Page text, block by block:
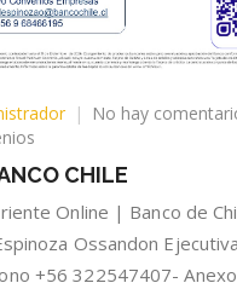
No hay
CHILE
Online | Banco de
Ossandon
+56 322547407-